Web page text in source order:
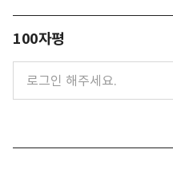
100자평